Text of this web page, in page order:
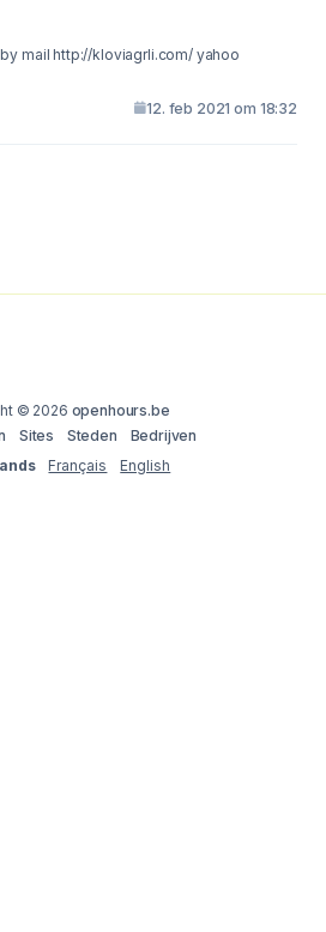
http://kloviagrli.com/ yahoo
12. feb 2021 om 18:32
© 2026 openhours.be
Sites Steden
Bedrijven
Français English